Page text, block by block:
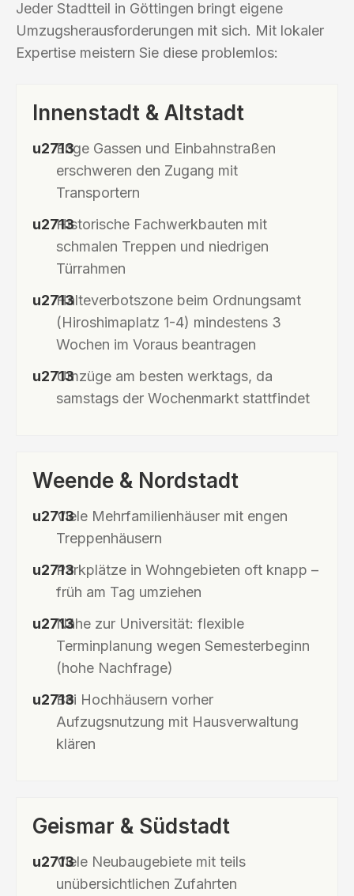
Jeder Stadtteil in Göttingen bringt eigene
Umzugsherausforderungen mit sich. Mit lokaler
Expertise meistern Sie diese problemlos:
Innenstadt & Altstadt
Enge Gassen und Einbahnstraßen
erschweren den Zugang mit
Transportern
Historische Fachwerkbauten mit
schmalen Treppen und niedrigen
Türrahmen
Halteverbotszone beim Ordnungsamt
(Hiroshimaplatz 1-4) mindestens 3
Wochen im Voraus beantragen
Umzüge am besten werktags, da
samstags der Wochenmarkt stattfindet
Weende & Nordstadt
Viele Mehrfamilienhäuser mit engen
Treppenhäusern
Parkplätze in Wohngebieten oft knapp –
früh am Tag umziehen
Nähe zur Universität: flexible
Terminplanung wegen Semesterbeginn
(hohe Nachfrage)
Bei Hochhäusern vorher
Aufzugsnutzung mit Hausverwaltung
klären
Geismar & Südstadt
Viele Neubaugebiete mit teils
unübersichtlichen Zufahrten